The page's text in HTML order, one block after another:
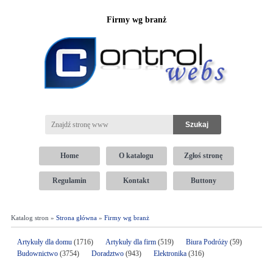
Firmy wg branż
Home O katalogu Zgłoś stronę
Regulamin Kontakt Buttony
Katalog stron » Strona główna» Firmy wg branż
Artykuły dla domu(1716) Artykuły dla firm(519) Biura Podróży(59)
Budownictwo(3754) Doradztwo(943) Elektronika (316)